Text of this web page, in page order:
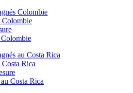
Colombie
Colombie
Colombie
au Costa Rica
Rica
Costa Rica